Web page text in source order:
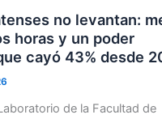
no levantan:
horas y un poder
cayó 43% desde
de la Facultad de